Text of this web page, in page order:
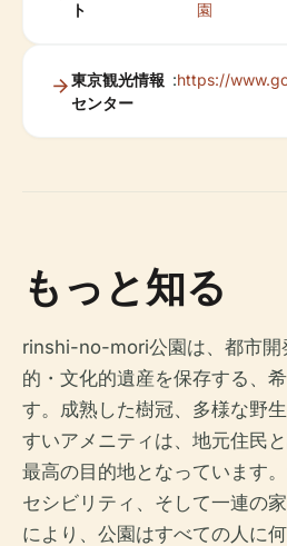
ト
園
東京観光情報
センター
:https://
もっと知る
rinshi-no-mori公園は、都市開
的・文化的遺産を保存する、
す。成熟した樹冠、多様な野
すいアメニティは、地元住民
最高の目的地となっています
セシビリティ、そして一連の
により、公園はすべての人に